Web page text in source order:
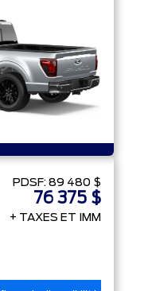
PDSF: 89 480 $
76 375 $
+ TAXES ET IMM